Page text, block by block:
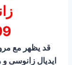
قد يظهر مع
ايديال زانوسى